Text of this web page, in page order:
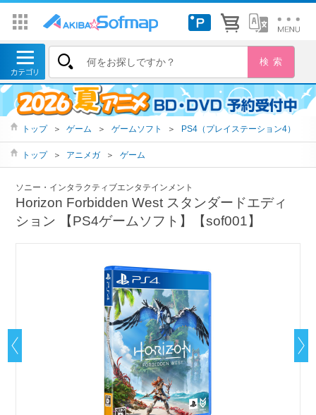
トップ ＞ ゲーム ＞ ゲームソフト ＞ PS4（プレイステーション4）
トップ ＞ アニメガ ＞ ゲーム
ソニー・インタラクティブエンタテインメント
Horizon Forbidden West スタンダードエディ
ション 【PS4ゲームソフト】【sof001】